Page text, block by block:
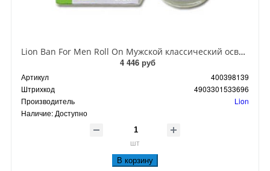
Lion Ban For Men Roll On Мужской классический освежающий роликовый дезодорант Аромат цитрусовых 30 мл
4 446 руб
Артикул
400398139
Штрихкод
4903301533696
Производитель
Lion
Наличие: Доступно
шт
В корзину